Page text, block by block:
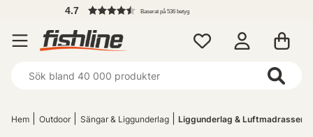
4.7 Baserat på 536 betyg
Hem Outdoor Sängar & Liggunderlag Liggunderlag & Luftmadrasser